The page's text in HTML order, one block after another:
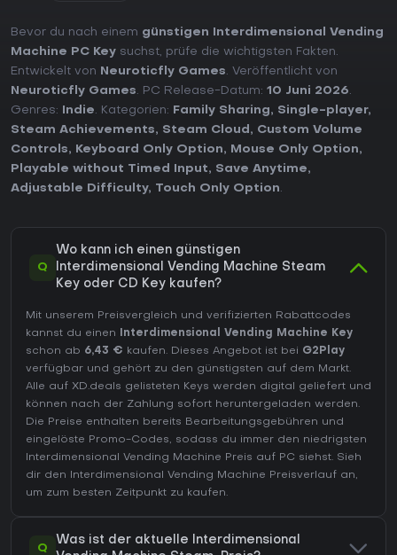
Bevor du nach einem günstigen Interdimensional Vending
Machine PC Key suchst, prüfe die wichtigsten Fakten.
Entwickelt von
Neuroticfly Games. Veröffentlicht von
Neuroticfly Games. PC Release-Datum: 10 Juni 2026.
Genres:
Indie. Kategorien: Family Sharing, Single-player,
Steam Achievements, Steam Cloud , Custom Volume
Controls, Keyboard Only Option, Mouse Only Option,
Playable without Timed Input, Save Anytime,
Adjustable Difficulty, Touch Only Option.
Q
Wo kann ich einen günstigen
Interdimensional Vending Machine Steam
Key oder CD Key kaufen?
Mit unserem Preisvergleich und verifizierten Rabattcodes
kannst du einen
Interdimensional Vending Machine Key
schon ab 6,43 € kaufen. Dieses Angebot ist bei G2Play
verfügbar und gehört zu den günstigsten auf dem Markt.
Alle auf XD.deals gelisteten Keys werden digital geliefert und
können nach der Zahlung sofort heruntergeladen werden.
Die Preise enthalten bereits Bearbeitungsgebühren und
eingelöste Promo-Codes, sodass du immer den niedrigsten
Interdimensional Vending Machine Preis auf PC siehst. Sieh
dir den
Interdimensional Vending Machine Preisverlauf an,
um zum besten Zeitpunkt zu kaufen.
Q
Was ist der aktuelle Interdimensional